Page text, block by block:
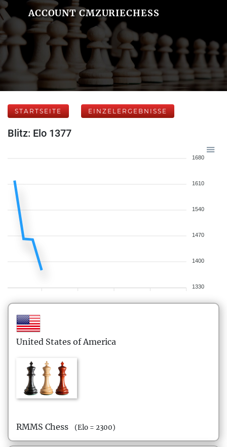
ACCOUNT CMZURIECHESS
STARTSEITE EINZELERGEBNISSE
Blitz: Elo 1377
1680
1610
1540
1470
1400
1330
United States of America
RMMS Chess (Elo = 2300)